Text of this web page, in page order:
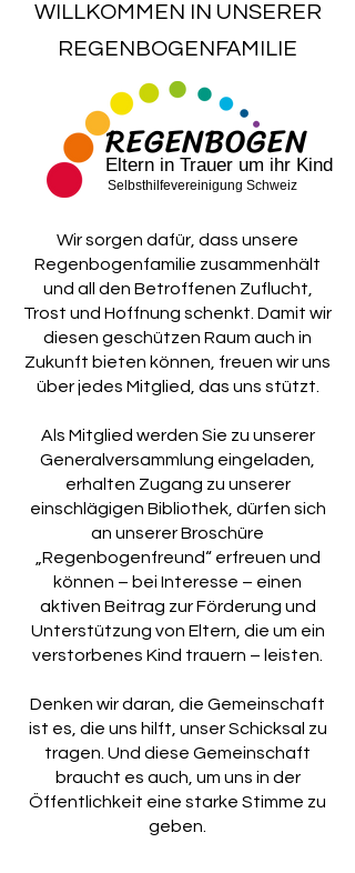
WILLKOMMEN IN UNSERER
REGENBOGENFAMILIE
REGENBOGEN
Eltern in Trauer um ihr Kind
Selbsthilfevereinigung Schweiz
Wir sorgen dafür, dass unsere
Regenbogenfamilie zusammenhält
und all den Betroffenen Zuflucht,
Trost und Hoffnung schenkt. Damit wir
diesen geschützen Raum auch in
Zukunft bieten können, freuen wir uns
über jedes Mitglied, das uns stützt.
Als Mitglied werden Sie zu unserer
Generalversammlung eingeladen,
erhalten Zugang zu unserer
einschlägigen Bibliothek, dürfen sich
an unserer Broschüre
„Regenbogenfreund“ erfreuen und
können – bei Interesse – einen
aktiven Beitrag zur Förderung und
Unterstützung von Eltern, die um ein
verstorbenes Kind trauern – leisten.
Denken wir daran, die Gemeinschaft
ist es, die uns hilft, unser Schicksal zu
tragen. Und diese Gemeinschaft
braucht es auch, um uns in der
Öffentlichkeit eine starke Stimme zu
geben.